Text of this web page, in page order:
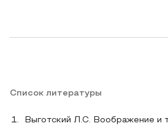
Список литературы
Выготский Л.С. Воображение и